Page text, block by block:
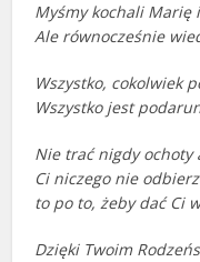
Myśmy kochali Marię
Ale równocześnie
Wszystko, cokolwiek
Wszystko jest
Nie trać nigdy ochoty
Ci niczego nie
to po to, żeby dać Ci
Dzięki Twoim